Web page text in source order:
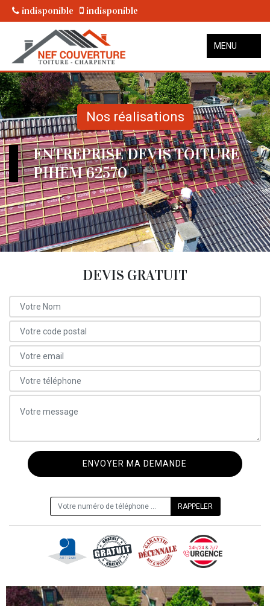
indisponible indisponible
MENU
Nos réalisations
ENTREPRISE DEVIS TOITURE
PIHEM 62570
DEVIS GRATUIT